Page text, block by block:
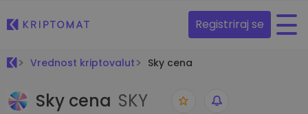
Registriraj se
Vrednost kriptovalut Sky cena
Sky cena SKY